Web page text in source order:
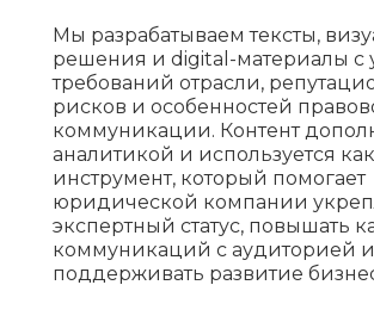
Мы разрабатываем тексты,
решения и digital-материалы с
требований отрасли,
рисков и особенностей
коммуникации. Контент
аналитикой и используется как
инструмент, который помогает
юридической компании
экспертный статус, повышать
коммуникаций с аудиторией и
поддерживать развитие